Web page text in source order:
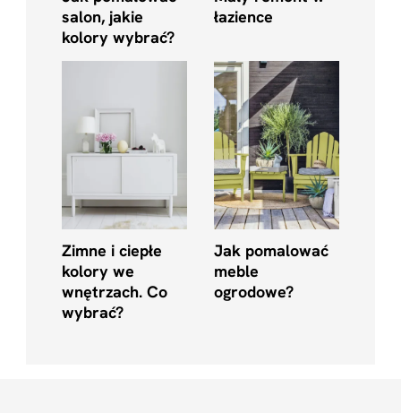
salon, jakie
kolory wybrać?
łazience
Zimne i ciepłe
kolory we
wnętrzach. Co
wybrać?
Jak pomalować
meble
ogrodowe?